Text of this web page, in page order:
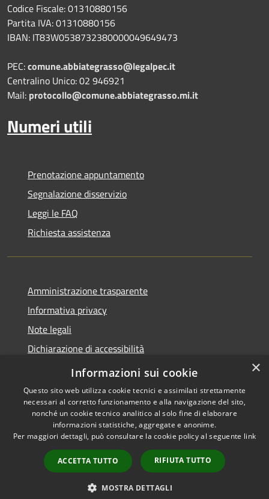
Codice Fiscale: 01310880156
Partita IVA: 01310880156
IBAN: IT83W0538732380000049649473
PEC:comune.abbiategrasso@legalpec.it
Centralino Unico: 02 946921
Mail: protocollo@comune.abbiategrasso.mi.it
Numeri utili
Prenotazione appuntamento
Segnalazione disservizio
Leggi le FAQ
Richiesta assistenza
Amministrazione trasparente
Informativa privacy
Note legali
Dichiarazione di accessibilità
Whistleblowing
Accessibilità
Copyright © 2026 • Comune di
Abbiategrasso • Powered by
Municipium•
Accesso
redazione
×
Informazioni sui cookie
Questo sito web utilizza cookie tecnici e assimilati strettamente
necessari al corretto funzionamento e alla navigazione del sito,
nonché un cookie tecnico analitico al solo fine di elaborare
informazioni statistiche, aggregate e anonime.
Per maggiori dettagli, può consultare la cookie policy al seguente link
ACCETTA TUTTO RIFIUTA TUTTO
MOSTRA DETTAGLI